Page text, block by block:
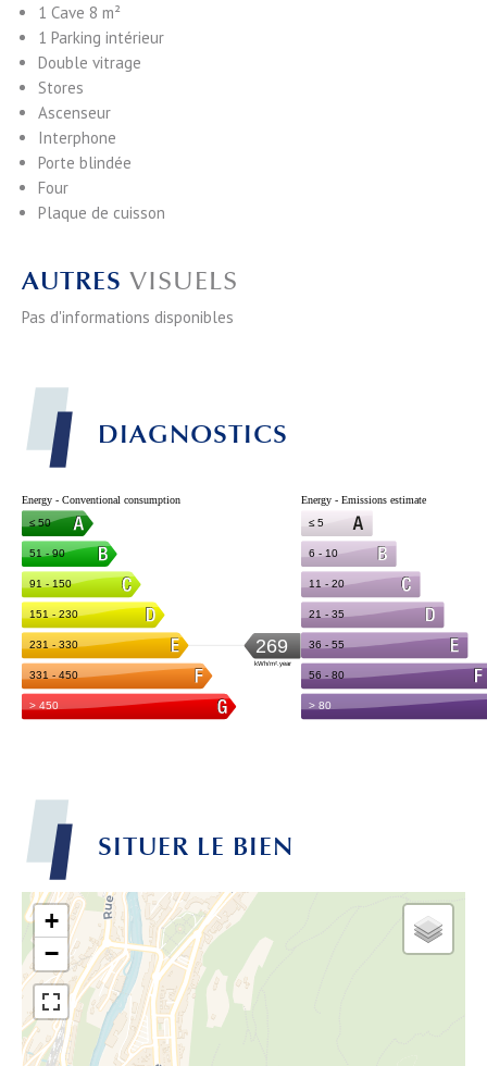
1 Cave 8 m²
1 Parking intérieur
Double vitrage
Stores
Ascenseur
Interphone
Porte blindée
Four
Plaque de cuisson
AUTRES VISUELS
Pas d'informations disponibles
DIAGNOSTICS
SITUER LE BIEN
+
−